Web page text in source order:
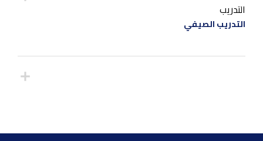
التدريب
التدريب الصيفي